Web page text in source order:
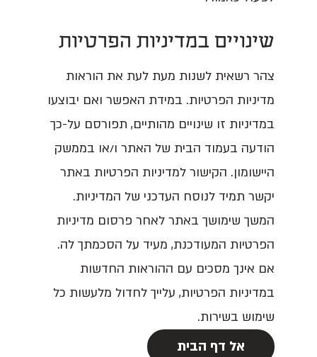
שינויים במדיניות הפרטיות
צהר רשאית לשנות מעת לעת את הוראות
מדיניות הפרטיות. במידת האפשר ואם יבוצעו
במדיניות זו שינויים מהותיים, תפורסם על-כך
הודעה בעמוד הבית של האתר ו/או בממשק
היישומון. הקישור למדיניות הפרטיות באתר
יקשר תמיד לנוסח העדכני של המדיניות.
המשך שימושך באתר לאחר פרסום מדיניות
הפרטיות המעודכנת, מעיד על הסכמתך לה.
אם אינך מסכים עם ההוראות החדשות
במדיניות הפרטיות, עלייך לחדול מלעשות כל
שימוש בשירות.
אל דף הבית